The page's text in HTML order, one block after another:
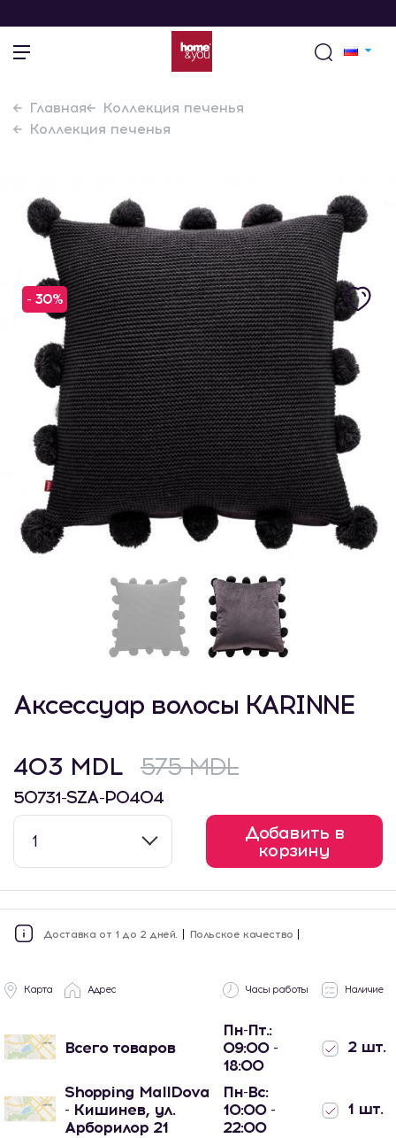
Главная
Коллекция печенья
Коллекция печенья
- 30%
Аксессуар волосы KARINNE
403 MDL 575 MDL
50731-SZA-P0404
1
Добавить в
корзину
Доставка от 1 до 2 дней. Польское качество
Карта Адрес Часы работы Наличие
Всего товаров
Пн-Пт.:
09:00 -
18:00
2 шт.
Shopping MallDova
- Кишинев, ул.
Арборилор 21
Пн-Вс:
10:00 -
22:00
1 шт.